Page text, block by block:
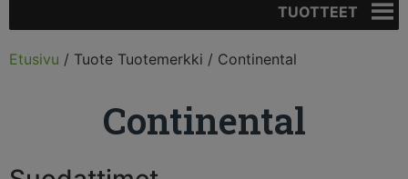
TUOTTEET
Etusivu / Tuote Tuotemerkki / Continental
Continental